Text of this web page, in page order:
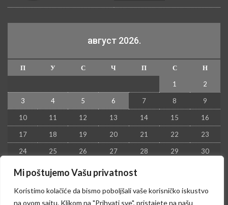
Mi poštujemo Vašu privatnost
Koristimo kolačiće da bismo poboljšali vaše korisničko iskustvo
na ovom sajtu. Klikom na "Prihvati sve", pristajete na našu
август 2026.
П У С Ч П С
Н
1
2
3 4 5 6 7 8 9
10 11 12 13 14 15 16
17 18 19 20 21 22 23
24 25 26 27 28 29 30
31